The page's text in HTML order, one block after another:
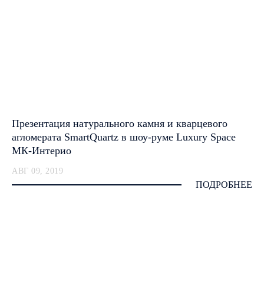
Презентация натурального камня и кварцевого
агломерата SmartQuartz в шоу-руме Luxury Space
МК-Интерио
АВГ 09, 2019
ПОДРОБНЕЕ